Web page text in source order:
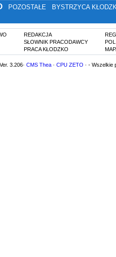
POZOSTAŁE BYSTRZYCA
REDAKCJA
SŁOWNIK PRACODAWCY
PRACA KŁODZKO
3.206· CMS Thea · CPU ZETO · - Wszelkie